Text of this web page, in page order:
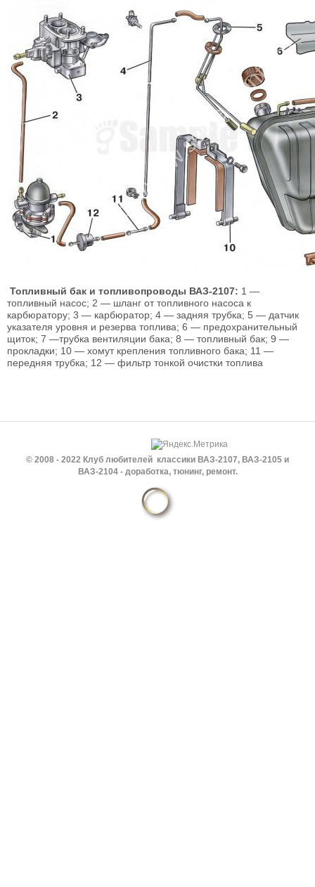
Топливный бак и топливопроводы ВАЗ-2107: 1 —
топливный насос; 2 — шланг от топливного насоса к
карбюратору; 3 — карбюратор; 4 — задняя трубка; 5 — датчик
указателя уровня и резерва топлива; 6 — предохранительный
щиток; 7 —трубка вентиляции бака; 8 — топливный бак; 9 —
прокладки; 10 — хомут крепления топливного бака; 11 —
передняя трубка; 12 — фильтр тонкой очистки топлива
© 2008 - 2022 Клуб любителей классики ВАЗ-2107, ВАЗ-2105 и
ВАЗ-2104 - доработка, тюнинг, ремонт.